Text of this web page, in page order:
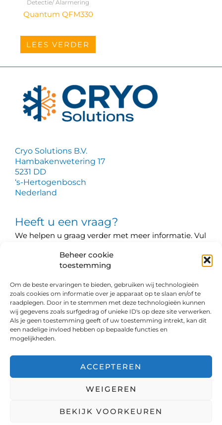
Beheer cookie
toestemming
Om de beste ervaringen te bieden, gebruiken wij technologieën
zoals cookies om informatie over je apparaat op te slaan en/of te
raadplegen. Door in te stemmen met deze technologieën kunnen
wij gegevens zoals surfgedrag of unieke ID's op deze site verwerken.
Als je geen toestemming geeft of uw toestemming intrekt, kan dit
een nadelige invloed hebben op bepaalde functies en
mogelijkheden.
ACCEPTEREN
WEIGEREN
BEKIJK VOORKEUREN
Detectie/ Alarmering
Quantum QFM330
LEES VERDER
Cryo Solutions B.V.
Hambakenwetering 17
5231 DD
‘s-Hertogenbosch
Nederland
Heeft u een vraag?
We helpen u graag verder met meer informatie. Vul
CONTACT
PRIVACY
Solutions